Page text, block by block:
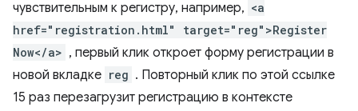
чувствительным к регистру, например, <a
href="registration.html" target="reg">Register
Now</a> , первый клик откроет форму регистрации в
новой вкладке reg . Повторный клик по этой ссылке
15 раз перезагрузит регистрацию в контексте